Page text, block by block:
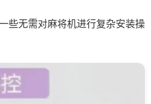
些无需对麻将机进行复杂安装操